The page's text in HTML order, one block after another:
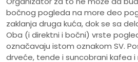
bočnog pogleda na more deo
zaklanja druga kuća, dok se sa
Oba (i direktni i bočni) vrste
označavaju istom oznakom SV.
drveće, tende i suncobrani kafea